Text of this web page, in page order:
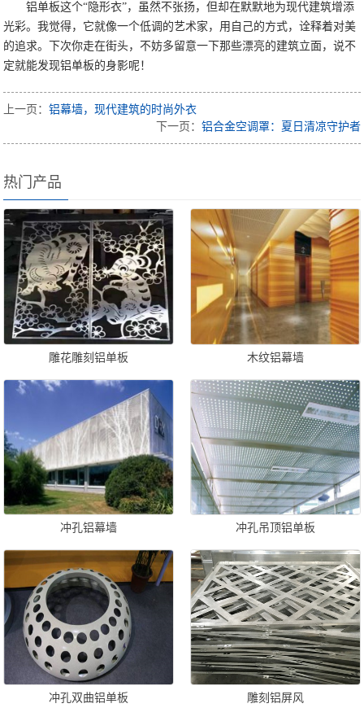
铝单板这个“隐形衣”，虽然不张扬，但却在默默地为现代建筑增添
光彩。我觉得，它就像一个低调的艺术家，用自己的方式，诠释着对美
的追求。下次你走在街头，不妨多留意一下那些漂亮的建筑立面，说不
定就能发现铝单板的身影呢！
上一页：铝幕墙，现代建筑的时尚外衣
下一页： 铝合金空调罩：夏日清凉守护者
热门产品
雕花雕刻铝单板 木纹铝幕墙
冲孔铝幕墙 冲孔吊顶铝单板
冲孔双曲铝单板 雕刻铝屏风